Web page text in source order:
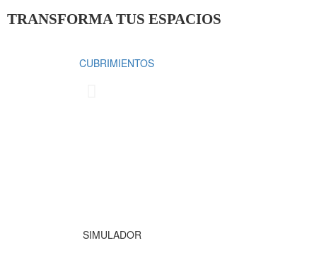
TRANSFORMA TUS ESPACIOS
CUBRIMIENTOS
SIMULADOR